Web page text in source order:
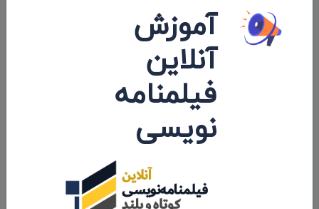
iranfilmport.com/580
تحليل فيلم
سوفيا کوپولا
نقد و تحليل
اشتراک:
آموزش
آنلاین
فیلمنامه
نویسی